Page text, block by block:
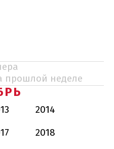
прошлой неделе
2014
2018